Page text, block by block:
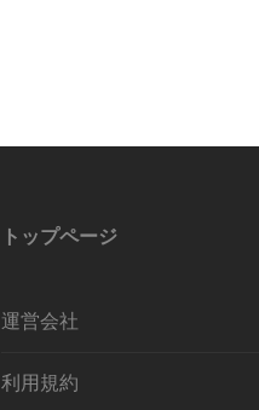
トップページ
運営会社
利用規約